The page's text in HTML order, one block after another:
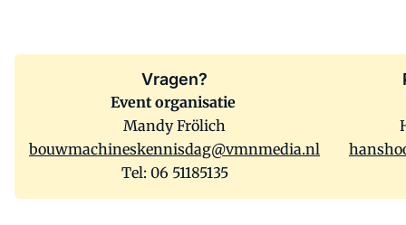
Vragen?
Event organisatie
Mandy Frölich
bouwmachineskennisdag@vmnmedia.nl
Tel: 06 51185135